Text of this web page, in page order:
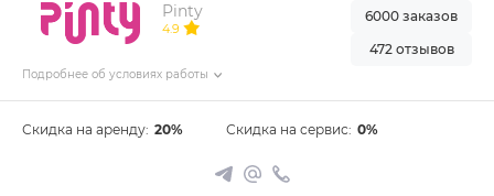
Pinty
4.9
Подробнее об условиях работы
6000 заказов
472 отзывов
Скидка на аренду: 20% Скидка на сервис: 0%